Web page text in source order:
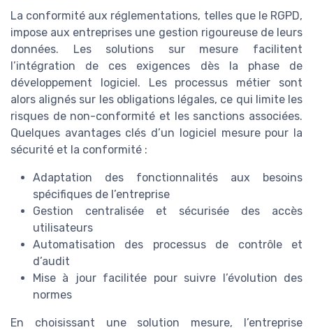
La conformité aux réglementations, telles que le RGPD,
impose aux entreprises une gestion rigoureuse de leurs
données. Les solutions sur mesure facilitent
l’intégration de ces exigences dès la phase de
développement logiciel. Les processus métier sont
alors alignés sur les obligations légales, ce qui limite les
risques de non-conformité et les sanctions associées.
Quelques avantages clés d’un logiciel mesure pour la
sécurité et la conformité :
Adaptation des fonctionnalités aux besoins
spécifiques de l’entreprise
Gestion centralisée et sécurisée des accès
utilisateurs
Automatisation des processus de contrôle et
d’audit
Mise à jour facilitée pour suivre l’évolution des
normes
En choisissant une solution mesure, l’entreprise